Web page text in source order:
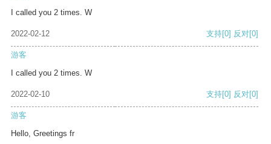
I called you 2 times. W
2022-02-12 支持[0] 反对[0]
游客
I called you 2 times. W
2022-02-10 支持[0] 反对[0]
游客
Hello, Greetings fr